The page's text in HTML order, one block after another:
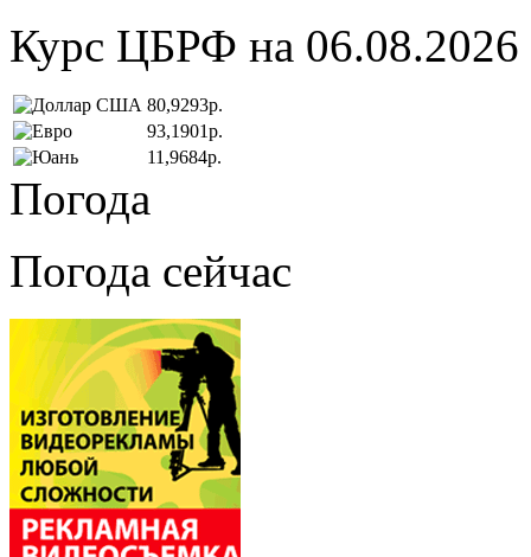
Курс ЦБРФ на 06.08.2026
80,9293р.
93,1901р.
11,9684р.
Погода
Погода сейчас